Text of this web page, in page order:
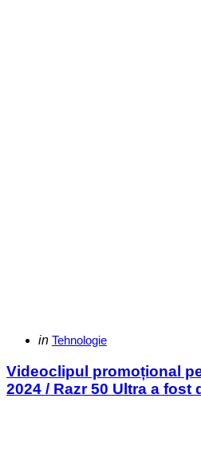
Categories
Posted
in Tehnologie
Videoclipul promoțional
2024 / Razr 50 Ultra a fost